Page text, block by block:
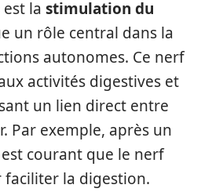
est la stimulation du
un rôle central dans la
autonomes. Ce nerf
activités digestives et
un lien direct entre
Par exemple, après un
courant que le nerf
faciliter la digestion.